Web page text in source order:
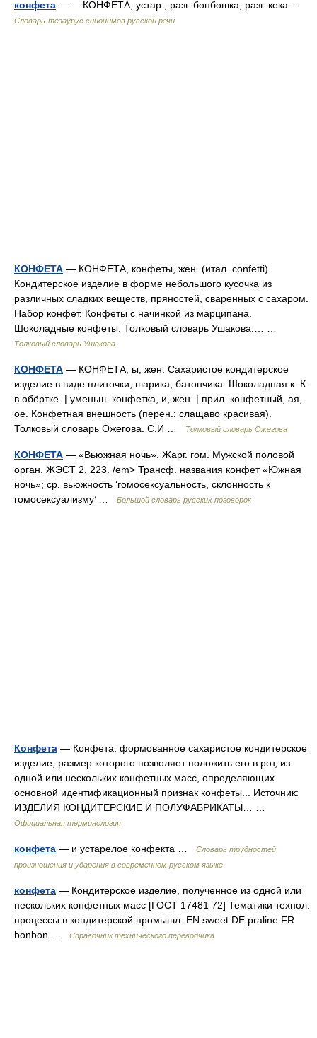
конфета — КОНФЕТА, устар., разг. бонбошка, разг. кека …
Словарь-тезаурус синонимов русской речи
КОНФЕТА — КОНФЕТА, конфеты, жен. (итал. confetti).
Кондитерское изделие в форме небольшого кусочка из
различных сладких веществ, пряностей, сваренных с сахаром.
Набор конфет. Конфеты с начинкой из марципана.
Шоколадные конфеты. Толковый словарь Ушакова.… …
Толковый словарь Ушакова
КОНФЕТА — КОНФЕТА, ы, жен. Сахаристое кондитерское
изделие в виде плиточки, шарика, батончика. Шоколадная к. К.
в обёртке. | уменьш. конфетка, и, жен. | прил. конфетный, ая,
ое. Конфетная внешность (перен.: слащаво красивая).
Толковый словарь Ожегова. С.И …
Толковый словарь Ожегова
КОНФЕТА — «Вьюжная ночь». Жарг. гом. Мужской половой
орган. ЖЭСТ 2, 223. /em> Трансф. названия конфет «Южная
ночь»; ср. вьюжность ‘гомосексуальность, склонность к
гомосексуализму’ …
Большой словарь русских поговорок
Конфета — Конфета: формованное сахаристое кондитерское
изделие, размер которого позволяет положить его в рот, из
одной или нескольких конфетных масс, определяющих
основной идентификационный признак конфеты... Источник:
ИЗДЕЛИЯ КОНДИТЕРСКИЕ И ПОЛУФАБРИКАТЫ… …
Официальная терминология
конфета — и устарелое конфекта …
Словарь трудностей
произношения и ударения в современном русском языке
конфета — Кондитерское изделие, полученное из одной или
нескольких конфетных масс [ГОСТ 17481 72] Тематики технол.
процессы в кондитерской промышл. EN sweet DE praline FR
bonbon …
Справочник технического переводчика